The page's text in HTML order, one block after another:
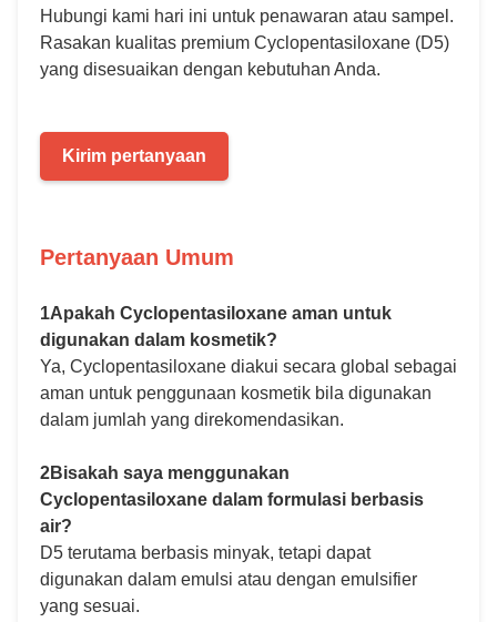
Hubungi kami hari ini untuk penawaran atau sampel.
Rasakan kualitas premium Cyclopentasiloxane (D5)
yang disesuaikan dengan kebutuhan Anda.
Kirim pertanyaan
Pertanyaan Umum
1Apakah Cyclopentasiloxane aman untuk
digunakan dalam kosmetik?
Ya, Cyclopentasiloxane diakui secara global sebagai
aman untuk penggunaan kosmetik bila digunakan
dalam jumlah yang direkomendasikan.
2Bisakah saya menggunakan
Cyclopentasiloxane dalam formulasi berbasis
air?
D5 terutama berbasis minyak, tetapi dapat
digunakan dalam emulsi atau dengan emulsifier
yang sesuai.